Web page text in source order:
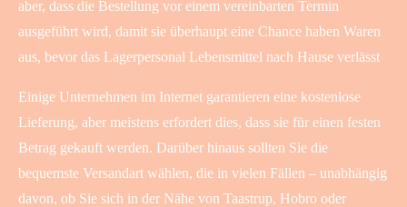
aber, dass die Bestellung vor einem vereinbarten Termin
ausgeführt wird, damit sie überhaupt eine Chance haben Waren
aus, bevor das Lagerpersonal Lebensmittel nach Hause verlässt
Einige Unternehmen im Internet garantieren eine kostenlose
Lieferung, aber meistens erfordert dies, dass sie für einen festen
Betrag gekauft werden. Darüber hinaus sollten Sie die
bequemste Versandart wählen, die in vielen Fällen – unabhängig
davon, ob Sie sich in der Nähe von Taastrup, Hobro oder